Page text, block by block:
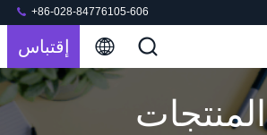
+86-028-84776105-606
إقتباس
المنتجات